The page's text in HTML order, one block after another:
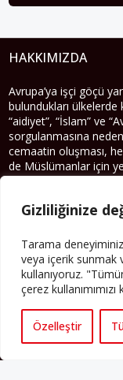
Gizliliğinize
Tarama
veya içerik sunmak
kullanıyoruz.
çerez
Özelleştir
HAKKIMIZDA
Avrupa’ya işçi göçü
bulundukları ülkelerde
“aidiyet”, “İslam” ve
sorgulanmasına
cemaatin oluşması,
de Müslümanlar için